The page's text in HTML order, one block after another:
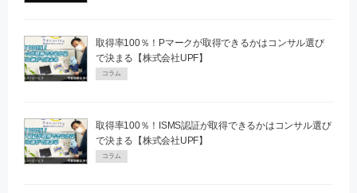
取得率100％！Pマークが取得できるかはコンサル選び
で決まる【株式会社UPF】
コラム
取得率100％！ISMS認証が取得できるかはコンサル選び
で決まる【株式会社UPF】
コラム